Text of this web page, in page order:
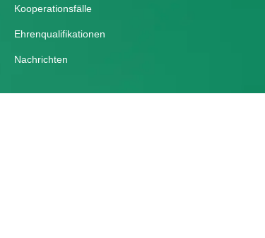
Kooperationsfälle
Ehrenqualifikationen
Nachrichten